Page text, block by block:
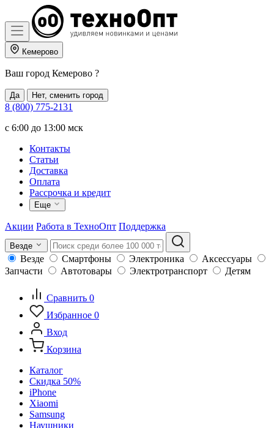
Кемерово
Ваш город Кемерово ?
Да Нет, сменить город
8 (800) 775-2131
c 6:00 до 13:00 мск
Контакты
Статьи
Доставка
Оплата
Рассрочка и кредит
Еще
Акции Работа в ТехноОпт Поддержка
Везде
Везде Смартфоны Электроника
Аксессуары
Запчасти
Автотовары Электротранспорт Детям
Сравнить 0
Избранное 0
Вход
Корзина
Каталог
Скидка 50%
iPhone
Xiaomi
Samsung
Наушники